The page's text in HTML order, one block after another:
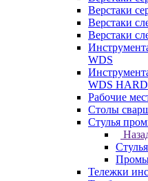
Верстаки
Верстаки
Верстаки
WDS
WDS HARD
Рабочие
Столы
Стулья
Тележки